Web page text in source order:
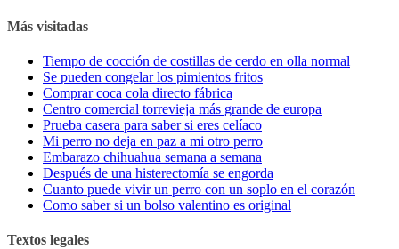
Más visitadas
Tiempo de cocción de costillas de cerdo en olla normal
Se pueden congelar los pimientos fritos
Comprar coca cola directo fábrica
Centro comercial torrevieja más grande de europa
Prueba casera para saber si eres celíaco
Mi perro no deja en paz a mi otro perro
Embarazo chihuahua semana a semana
Después de una histerectomía se engorda
Cuanto puede vivir un perro con un soplo en el corazón
Como saber si un bolso valentino es original
Textos legales